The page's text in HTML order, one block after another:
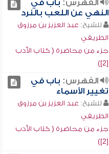
الفهرس: باب في
النهي عن اللعب بالنرد
للشيخ: عبد العزيز بن مرزوق
الطريفي
جزء من محاضرة ( كتاب الأدب
[2])
الفهرس: باب في
تغيير الأسماء
للشيخ: عبد العزيز بن مرزوق
الطريفي
جزء من محاضرة ( كتاب الأدب
[2])